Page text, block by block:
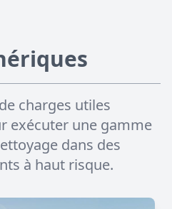
charges utiles
exécuter une gamme
dans des
à haut risque.